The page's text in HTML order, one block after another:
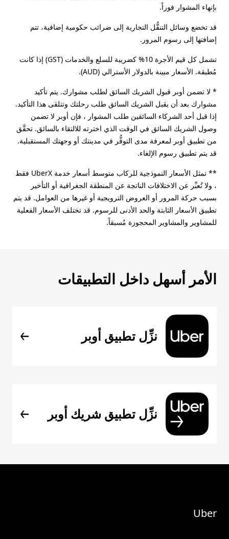
بإنهاء المشوار فوراً.
قد تخضع وسائل التنقُّل التجارية إلى ضرائب حكومية إضافية، تتم
إضافتها إلى رسوم المرور.
تشمل كل قيم الأجرة 10% كضريبة للسلع والخدمات (GST) إذا كانت
مُطبقة. الأسعار مبينة بالدولار الأسترالي (AUD).
* لا تضمن أوبر قبول الشريك السائق لطلب مشوارك. يتم تأكيد
مشوارك بعد أن يقبل الشريك السائق طلب رحلتك وتتلقى هذا التأكيد.
إذا قبل أحد الشركاء السائقين طلب المشوار ، فإن أوبر لا تضمن
وصول الشريك السائق في الوقت الذي اخترته للالتقاء بالسائق. تحقَّق
من تطبيق أوبر لمعرفة مدى التوفُّر في مدينتك أو وجهتك المستقبلية.
قد يتم تطبيق رسوم الإلغاء.
** تمثل الأسعار النموذجية للركاب متوسط أسعار خدمة UberX فقط
، ولا تُعبِّر عن الاختلافات الناتجة عن المنطقة الجغرافية أو التأخير
بسبب حركة المرور أو العروض الترويجية أو غيرها من العوامل. قد يتم
تطبيق الأسعار الثابتة والحد الأدنى للرسوم. قد تختلف الأسعار الفعلية
للمشاوير والمشاوير المحجوزة مُسبقاً.
الأمر أسهل داخل التطبيقات
نزِّل تطبيق أوبر
نزِّل تطبيق شريك أوبر
Uber